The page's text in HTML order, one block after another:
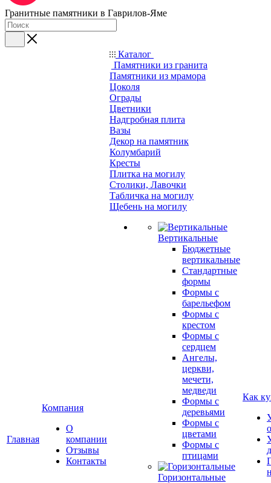
Гранитные памятники в Гаврилов-Яме
Главная
Компания
О
компании
Отзывы
Контакты
Каталог
Памятники из гранита
Памятники из мрамора
Цоколя
Ограды
Цветники
Надгробная плита
Вазы
Декор на памятник
Колумбарий
Кресты
Плитка на могилу
Столики, Лавочки
Табличка на могилу
Щебень на могилу
Вертикальные
Бюджетные
вертикальные
Стандартные
формы
Формы с
барельефом
Формы с
крестом
Формы с
сердцем
Ангелы,
церкви,
мечети,
медведи
Формы с
деревьями
Формы с
цветами
Формы с
птицами
Горизонтальные
Как